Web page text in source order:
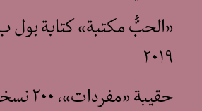
«الحبُّ مكتبة» كتابة بول
٢٠١٩
حقيبة